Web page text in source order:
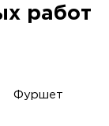
работ
Фуршет